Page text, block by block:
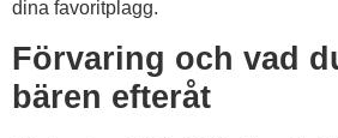
dina favoritplagg.
Förvaring och vad
bären efteråt